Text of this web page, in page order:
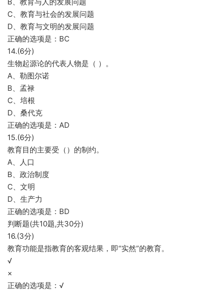
C、教育与社会的发展问题
D、教育与文明的发展问题
正确的选项是：BC
14.(6分)
生物起源论的代表人物是（ ）。
A、勒图尔诺
B、孟禄
C、培根
D、桑代克
正确的选项是：AD
15.(6分)
教育目的主要受（）的制约。
A、人口
B、政治制度
C、文明
D、生产力
正确的选项是：BD
判断题(共10题,共30分)
16.(3分)
教育功能是指教育的客观结果，即“实然”的教育。
√
×
正确的选项是：√